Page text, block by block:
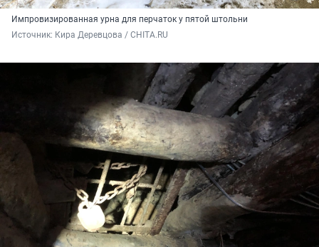
Импровизированная урна для перчаток у пятой штольни
Источник: Кира Деревцова / CHITA.RU